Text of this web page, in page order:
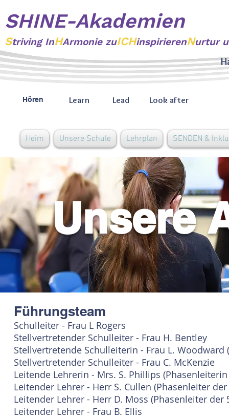
SHINE-Akademien
Striving InHArmonie zuICHinspirierenNurtur
Hören Learn Lead Look after
Heim Unsere Schule Lehrplan SENDEN &
Unsere
Führungsteam
Schulleiter - Frau L Rogers
Stellvertretender Schulleiter - Frau H. Bentley
Stellvertretende Schulleiterin - Frau L. Woodward
Stellvertretender Schulleiter - Frau C. McKenzie
Leitende Lehrerin - Mrs. S. Phillips
Leitender Lehrer - Herr S. Cullen (Phasenleiter
Leitender Lehrer - Herr D. Moss (Phasenleiter der
Leitender Lehrer - Frau B. Ellis